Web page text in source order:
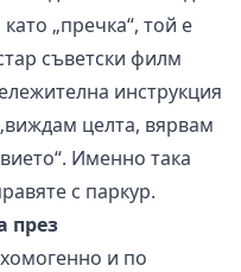
„пречка“, той е
съветски филм
инструкция
целта, вярвам
Именно така
с паркур.
през
и по